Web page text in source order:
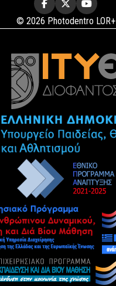
© 2026 Photodentro LOR+